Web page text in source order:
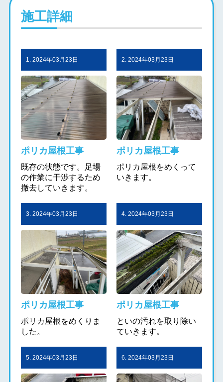
施工詳細
1. 2024年03月23日
ポリカ屋根工事
既存の状態です。足場
の作業に干渉するため
撤去していきます。
2. 2024年03月23日
ポリカ屋根工事
ポリカ屋根をめくって
いきます。
3. 2024年03月23日
ポリカ屋根工事
ポリカ屋根をめくりま
した。
4. 2024年03月23日
ポリカ屋根工事
といの汚れを取り除い
ていきます。
5. 2024年03月23日 6. 2024年03月23日